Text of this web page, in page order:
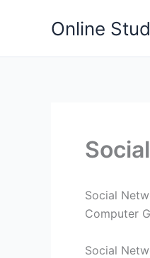
Online
Social
Computer
Social